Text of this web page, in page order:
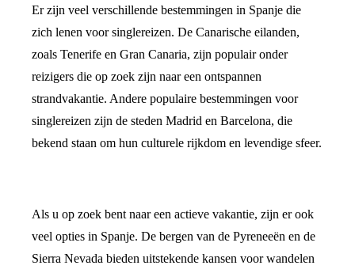
Er zijn veel verschillende bestemmingen in Spanje die
zich lenen voor singlereizen. De Canarische eilanden,
zoals Tenerife en Gran Canaria, zijn populair onder
reizigers die op zoek zijn naar een ontspannen
strandvakantie. Andere populaire bestemmingen voor
singlereizen zijn de steden Madrid en Barcelona, die
bekend staan om hun culturele rijkdom en levendige sfeer.
Als u op zoek bent naar een actieve vakantie, zijn er ook
veel opties in Spanje. De bergen van de Pyreneeën en de
Sierra Nevada bieden uitstekende kansen voor wandelen